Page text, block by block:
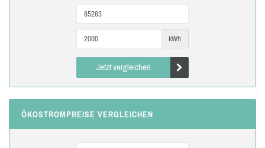
kWh
Jetzt vergleichen
ÖKOSTROMPREISE VERGLEICHEN